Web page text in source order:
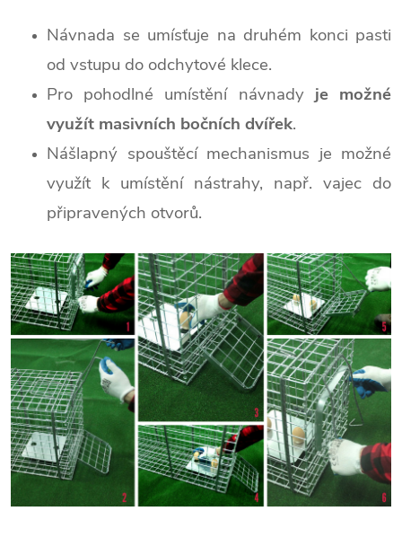
Návnada se umísťuje na druhém konci pasti
od vstupu do odchytové klece.
Pro pohodlné umístění návnady je možné
využít masivních bočních dvířek.
Nášlapný spouštěcí mechanismus je možné
využít k umístění nástrahy, např. vajec do
připravených otvorů.